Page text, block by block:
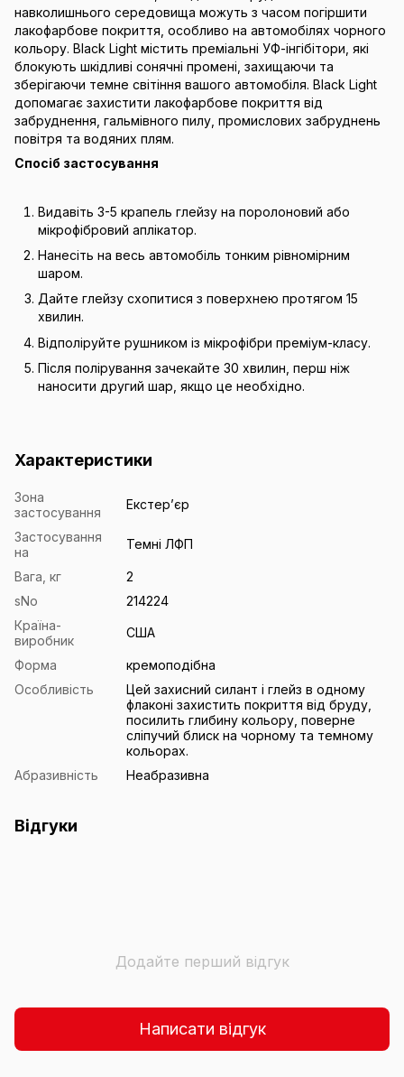
навколишнього середовища можуть з часом погіршити
лакофарбове покриття, особливо на автомобілях чорного
кольору. Black Light містить преміальні УФ-інгібітори, які
блокують шкідливі сонячні промені, захищаючи та
зберігаючи темне світіння вашого автомобіля. Black Light
допомагає захистити лакофарбове покриття від
забруднення, гальмівного пилу, промислових забруднень
повітря та водяних плям.
Спосіб застосування
Видавіть 3-5 крапель глейзу на поролоновий або
мікрофібровий аплікатор.
Нанесіть на весь автомобіль тонким рівномірним
шаром.
Дайте глейзу схопитися з поверхнею протягом 15
хвилин.
Відполіруйте рушником із мікрофібри преміум-класу.
Після полірування зачекайте 30 хвилин, перш ніж
наносити другий шар, якщо це необхідно.
Характеристики
Зона
застосування
Екстерʼєр
Застосування
на
Темні ЛФП
Вага, кг
2
sNo
214224
Країна-
виробник
США
Форма
кремоподібна
Особливість
Цей захисний силант і глейз в одному
флаконі захистить покриття від бруду,
посилить глибину кольору, поверне
сліпучий блиск на чорному та темному
кольорах.
Абразивність
Неабразивна
Відгуки
Додайте перший відгук
Написати відгук